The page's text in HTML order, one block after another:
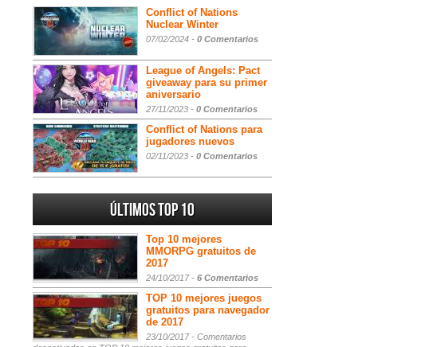
Conflict of Nations
Nuclear Winter
07/02/2024 - 0 Comentarios
League of Angels: Pact
giveaway para su primer
aniversario
27/11/2023 - 0 Comentarios
Conflict of Nations para
jugadores nuevos
02/11/2023 - 0 Comentarios
Últimos Top 10
Top 10 mejores
MMORPG gratuitos de
2017
24/10/2017 - 6 Comentarios
TOP 10 mejores juegos
gratuitos para navegador
de 2017
23/10/2017 - Comentarios